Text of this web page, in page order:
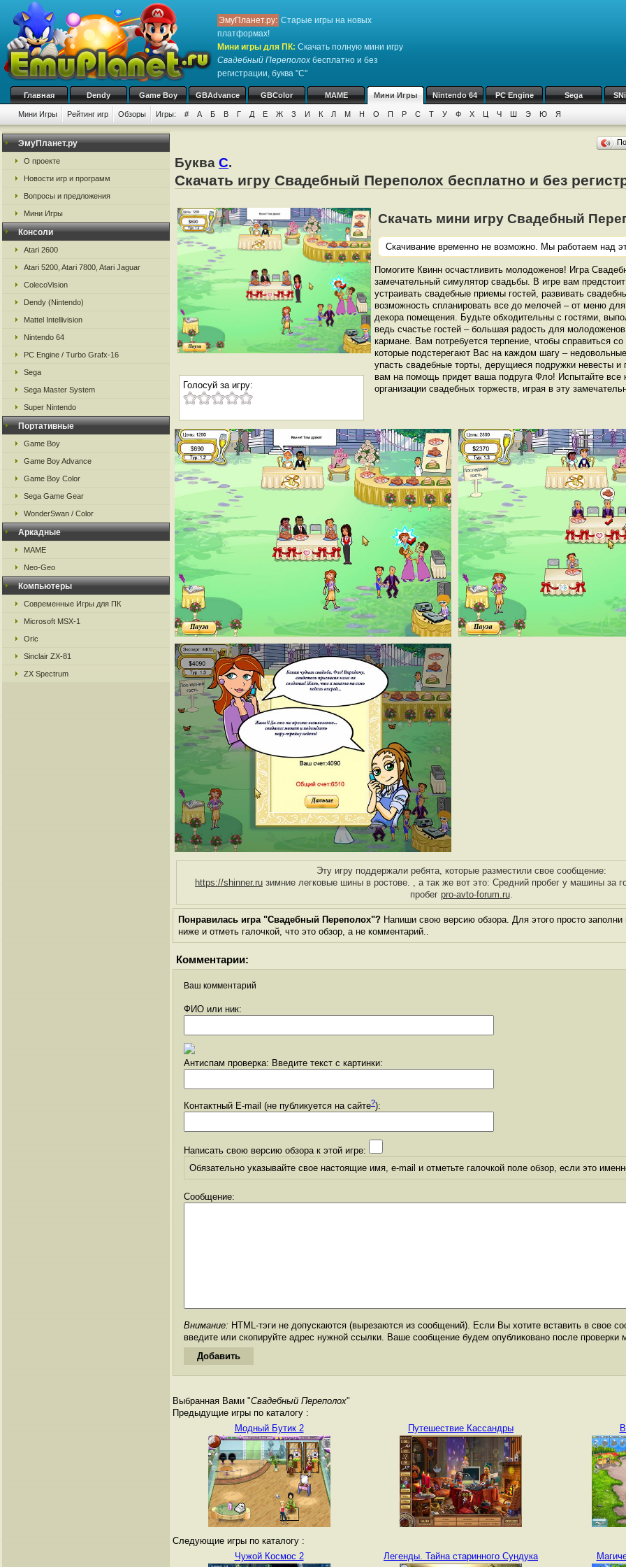
ЭмуПланет.ру: Старые игры на новых
платформах!
Мини игры для ПК: Скачать полную мини игру
Свадебный Переполох бесплатно и без
регистрации, буква "С"
Главная Dendy Game Boy GBAdvance GBColor MAME Мини Игры Nintendo 64 PC Engine Sega
Мини Игры Рейтинг игр Обзоры Игры: # А Б В Г Д Е Ж З И К Л М Н О П Р С Т У Ф Х Ц Ч Ш Э Ю Я
ЭмуПланет.ру
О проекте
Новости игр и программ
Вопросы и предложения
Мини Игры
Консоли
Atari 2600
Atari 5200, Atari 7800, Atari Jaguar
ColecoVision
Dendy (Nintendo)
Mattel Intellivision
Nintendo 64
PC Engine / Turbo Grafx-16
Sega
Sega Master System
Super Nintendo
Портативные
Game Boy
Game Boy Advance
Game Boy Color
Sega Game Gear
WonderSwan / Color
Аркадные
MAME
Neo-Geo
Компьютеры
Современные Игры для ПК
Microsoft MSX-1
Oric
Sinclair ZX-81
ZX Spectrum
Буква С.
Скачать игру Свадебный Переполох бесплатно и без
Голосуй за игру:
Скачать мини игру Свадебный
Скачивание временно не возможно. Мы работаем над
Помогите Квинн осчастливить молодоженов! Игра
замечательный симулятор свадьбы. В игре вам
устраивать свадебные приемы гостей, развивать
возможность спланировать все до мелочей – от меню
декора помещения. Будьте обходительны с гостями,
ведь счастье гостей – большая радость для
кармане. Вам потребуется терпение, чтобы справиться
которые подстерегают Вас на каждом шагу –
упасть свадебные торты, дерущиеся подружки невесты
вам на помощь придет ваша подруга Фло! Испытайте все
организации свадебных торжеств, играя в эту
Эту игру поддержали ребята, которые разместили свое сообщение:
https://shinner.ru зимние легковые шины в ростове. , а так же вот это: Средний пробег у машины за
пробег pro-avto-forum.ru.
Понравилась игра "Свадебный Переполох"? Напиши свою версию обзора. Для этого просто заполни
ниже и отметь галочкой, что это обзор, а не комментарий..
Комментарии:
Ваш комментарий
ФИО или ник:
Антиспам проверка: Введите текст с картинки:
Контактный E-mail (не публикуется на сайте?):
Написать свою версию обзора к этой игре:
Обязательно указывайте свое настоящие имя, e-mail и отметьте галочкой поле обзор, если это
Сообщение:
Внимание: HTML-тэги не допускаются (вырезаются из сообщений). Если Вы хотите вставить в свое
введите или скопируйте адрес нужной ссылки. Ваше сообщение будем опубликовано после проверки
Выбранная Вами "Свадебный Переполох"
Предыдущие игры по каталогу :
Модный Бутик 2
Путешествие Кассандры
Следующие игры по каталогу :
Чужой Космос 2
Легенды. Тайна старинного Сундука